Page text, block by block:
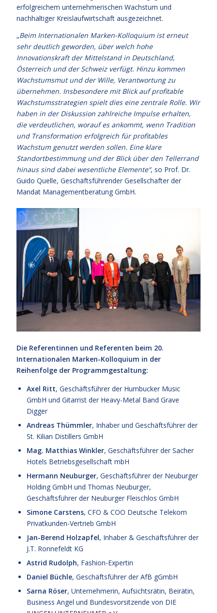
erfolgreichem unternehmerischen Wachstum und
nachhaltiger Kreislaufwirtschaft ausgezeichnet.
„Beim Internationalen Marken-Kolloquium ist erneut
sehr deutlich geworden, über welch hohe
Innovationskraft der Mittelstand in Deutschland,
Österreich und der Schweiz verfügt. Hinzu kommen
Wachstumsmut und der Wille, Verantwortung zu
übernehmen. Insbesondere mit Blick auf profitable
Wachstumsstrategien spielt dies eine zentrale Rolle. Wir
haben in der Diskussion zahlreiche Impulse erhalten,
die verdeutlichen, worauf es ankommt, wenn Tradition
und Transformation erfolgreich für profitables
Wachstum genutzt werden sollen. Eine klare
Standortbestimmung und der Blick über den Tellerrand
hinaus sind dabei wesentliche Elemente“, so Prof. Dr.
Guido Quelle, Geschäftsführender Gesellschafter der
Mandat Managementberatung GmbH.
Die Referentinnen und Referenten beim 20.
Internationalen Marken-Kolloquium in der
Reihenfolge der Programmgestaltung:
Axel Ritt, Geschäftsführer der Humbucker Music
GmbH und Gitarrist der Heavy-Metal Band Grave
Digger
Andreas Thümmler, Inhaber und Geschäftsführer der
St. Kilian Distillers GmbH
Mag. Matthias Winkler, Geschäftsführer der Sacher
Hotels Betriebsgesellschaft mbH
Hermann Neuburger, Geschäftsführer der Neuburger
Holding GmbH und Thomas Neuburger,
Geschäftsführer der Neuburger Fleischlos GmbH
Simone Carstens, CFO & COO Deutsche Telekom
Privatkunden-Vertrieb GmbH
Jan-Berend Holzapfel, Inhaber & Geschäftsführer der
J.T. Ronnefeldt KG
Astrid Rudolph, Fashion-Expertin
Daniel Büchle, Geschäftsführer der AfB gGmbH
Sarna Röser, Unternehmerin, Aufsichtsrätin, Beirätin,
Business Angel und Bundesvorsitzende von DIE